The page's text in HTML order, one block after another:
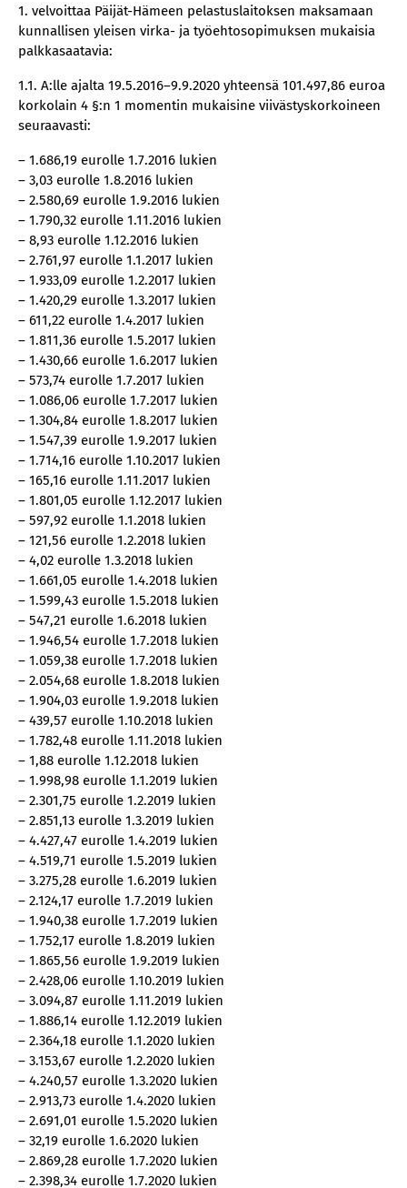
1. velvoittaa Päijät-Hämeen pelastuslaitoksen maksamaan
kunnallisen yleisen virka- ja työehtosopimuksen mukaisia
palkkasaatavia:
1.1. A:lle ajalta 19.5.2016–9.9.2020 yhteensä 101.497,86 euroa
korkolain 4 §:n 1 momentin mukaisine viivästyskorkoineen
seuraavasti:
– 1.686,19 eurolle 1.7.2016 lukien
– 3,03 eurolle 1.8.2016 lukien
– 2.580,69 eurolle 1.9.2016 lukien
– 1.790,32 eurolle 1.11.2016 lukien
– 8,93 eurolle 1.12.2016 lukien
– 2.761,97 eurolle 1.1.2017 lukien
– 1.933,09 eurolle 1.2.2017 lukien
– 1.420,29 eurolle 1.3.2017 lukien
– 611,22 eurolle 1.4.2017 lukien
– 1.811,36 eurolle 1.5.2017 lukien
– 1.430,66 eurolle 1.6.2017 lukien
– 573,74 eurolle 1.7.2017 lukien
– 1.086,06 eurolle 1.7.2017 lukien
– 1.304,84 eurolle 1.8.2017 lukien
– 1.547,39 eurolle 1.9.2017 lukien
– 1.714,16 eurolle 1.10.2017 lukien
– 165,16 eurolle 1.11.2017 lukien
– 1.801,05 eurolle 1.12.2017 lukien
– 597,92 eurolle 1.1.2018 lukien
– 121,56 eurolle 1.2.2018 lukien
– 4,02 eurolle 1.3.2018 lukien
– 1.661,05 eurolle 1.4.2018 lukien
– 1.599,43 eurolle 1.5.2018 lukien
– 547,21 eurolle 1.6.2018 lukien
– 1.946,54 eurolle 1.7.2018 lukien
– 1.059,38 eurolle 1.7.2018 lukien
– 2.054,68 eurolle 1.8.2018 lukien
– 1.904,03 eurolle 1.9.2018 lukien
– 439,57 eurolle 1.10.2018 lukien
– 1.782,48 eurolle 1.11.2018 lukien
– 1,88 eurolle 1.12.2018 lukien
– 1.998,98 eurolle 1.1.2019 lukien
– 2.301,75 eurolle 1.2.2019 lukien
– 2.851,13 eurolle 1.3.2019 lukien
– 4.427,47 eurolle 1.4.2019 lukien
– 4.519,71 eurolle 1.5.2019 lukien
– 3.275,28 eurolle 1.6.2019 lukien
– 2.124,17 eurolle 1.7.2019 lukien
– 1.940,38 eurolle 1.7.2019 lukien
– 1.752,17 eurolle 1.8.2019 lukien
– 1.865,56 eurolle 1.9.2019 lukien
– 2.428,06 eurolle 1.10.2019 lukien
– 3.094,87 eurolle 1.11.2019 lukien
– 1.886,14 eurolle 1.12.2019 lukien
– 2.364,18 eurolle 1.1.2020 lukien
– 3.153,67 eurolle 1.2.2020 lukien
– 4.240,57 eurolle 1.3.2020 lukien
– 2.913,73 eurolle 1.4.2020 lukien
– 2.691,01 eurolle 1.5.2020 lukien
– 32,19 eurolle 1.6.2020 lukien
– 2.869,28 eurolle 1.7.2020 lukien
– 2.398,34 eurolle 1.7.2020 lukien